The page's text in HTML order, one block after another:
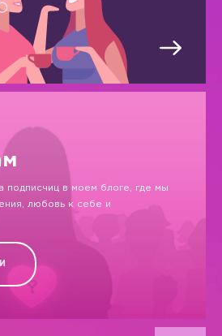
подписчиц в моем блоге, где мы
любовь к себе и